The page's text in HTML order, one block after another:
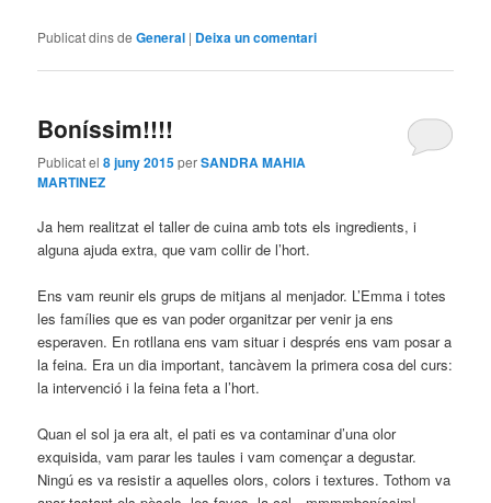
Publicat dins de General | Deixa un comentari
Boníssim!!!!
Publicat el8 juny 2015perSANDRA MAHIA
MARTINEZ
Ja hem realitzat el taller de cuina amb tots els ingredients, i
alguna ajuda extra, que vam collir de l’hort.
Ens vam reunir els grups de mitjans al menjador. L’Emma i totes
les famílies que es van poder organitzar per venir ja ens
esperaven. En rotllana ens vam situar i després ens vam posar a
la feina. Era un dia important, tancàvem la primera cosa del curs:
la intervenció i la feina feta a l’hort.
Quan el sol ja era alt, el pati es va contaminar d’una olor
exquisida, vam parar les taules i vam començar a degustar.
Ningú es va resistir a aquelles olors, colors i textures. Tothom va